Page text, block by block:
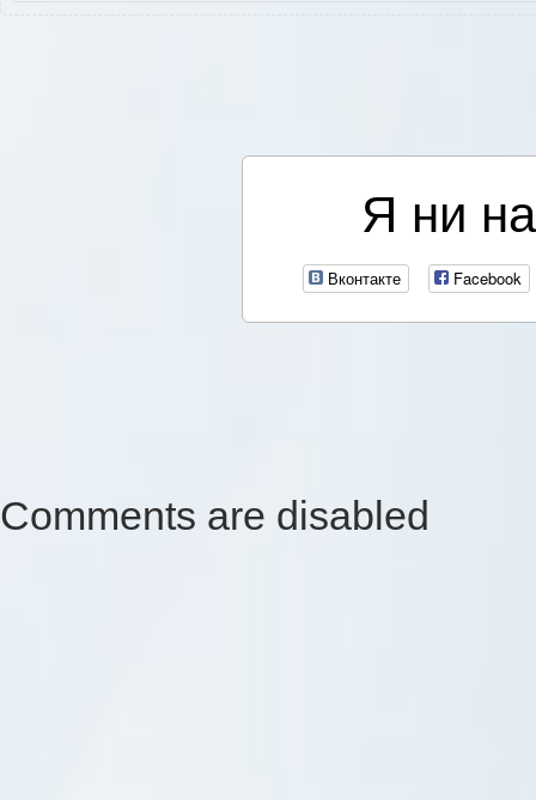
Я ни
Вконтакте Facebook
Comments are disabled